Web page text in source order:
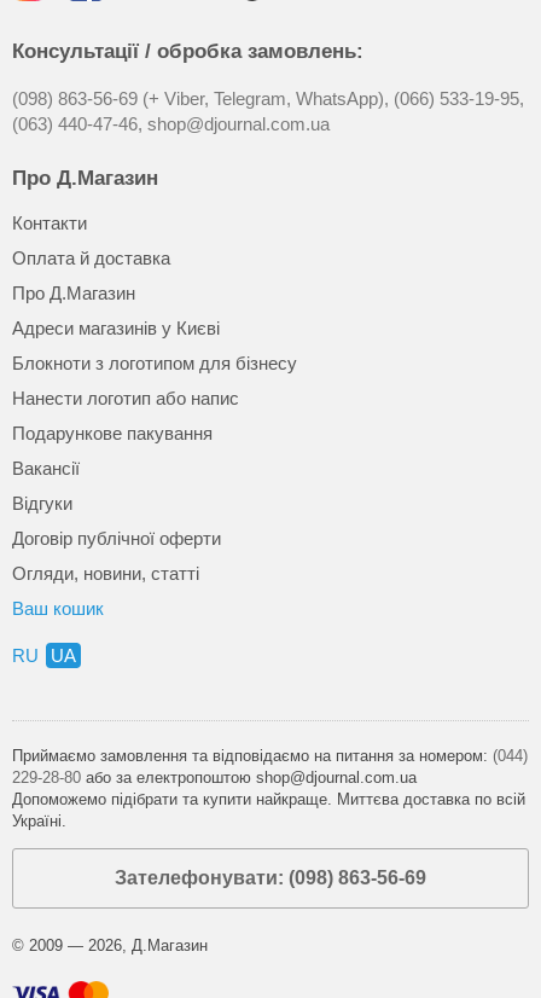
Консультації / обробка замовлень:
(098) 863-56-69 (+ Viber, Telegram, WhatsApp), (066) 533-19-95,
(063) 440-47-46, shop@djournal.com.ua
Про Д.Магазин
Контакти
Оплата й доставка
Про Д.Магазин
Адреси магазинів у Києві
Блокноти з логотипом для бізнесу
Нанести логотип або напис
Подарункове пакування
Вакансії
Відгуки
Договір публічної оферти
Огляди, новини, статті
Ваш кошик
RU UA
Приймаємо замовлення та відповідаємо на питання за номером: (044)
229-28-80 або за електропоштою shop@djournal.com.ua
Допоможемо підібрати та купити найкраще. Миттєва доставка по всій
Україні.
Зателефонувати: (098) 863-56-69
© 2009 — 2026, Д.Магазин